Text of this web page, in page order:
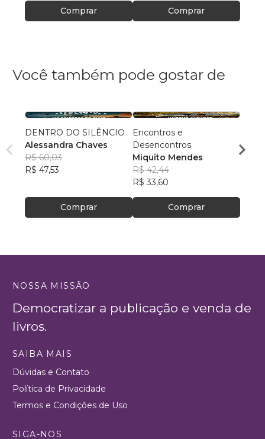
Comprar Comprar
Você também pode gostar de
DENTRO DO SILÊNCIO
Alessandra Chaves
R$ 60,03
R$ 47,53
Comprar
Encontros e
Desencontros
Miquito Mendes
R$ 42,44
R$ 33,60
Comprar
do
R$
NOSSA MISSÃO
Democratizar a publicação e venda de
livros.
SAIBA MAIS
Dúvidas e Contato
Política de Privacidade
Termos e Condições de Uso
SIGA-NOS